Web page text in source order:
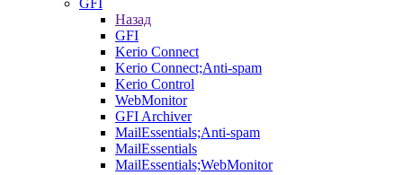
GFI
Назад
GFI
Kerio Connect
Kerio Connect;Anti-spam
Kerio Control
WebMonitor
GFI Archiver
MailEssentials;Anti-spam
MailEssentials
MailEssentials;WebMonitor